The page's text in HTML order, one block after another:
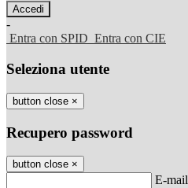
-
Entra con SPID Entra con CIE
Seleziona utente
button close ×
Recupero password
button close ×
E-mail